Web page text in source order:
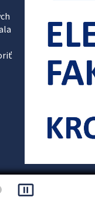
pause_presentation